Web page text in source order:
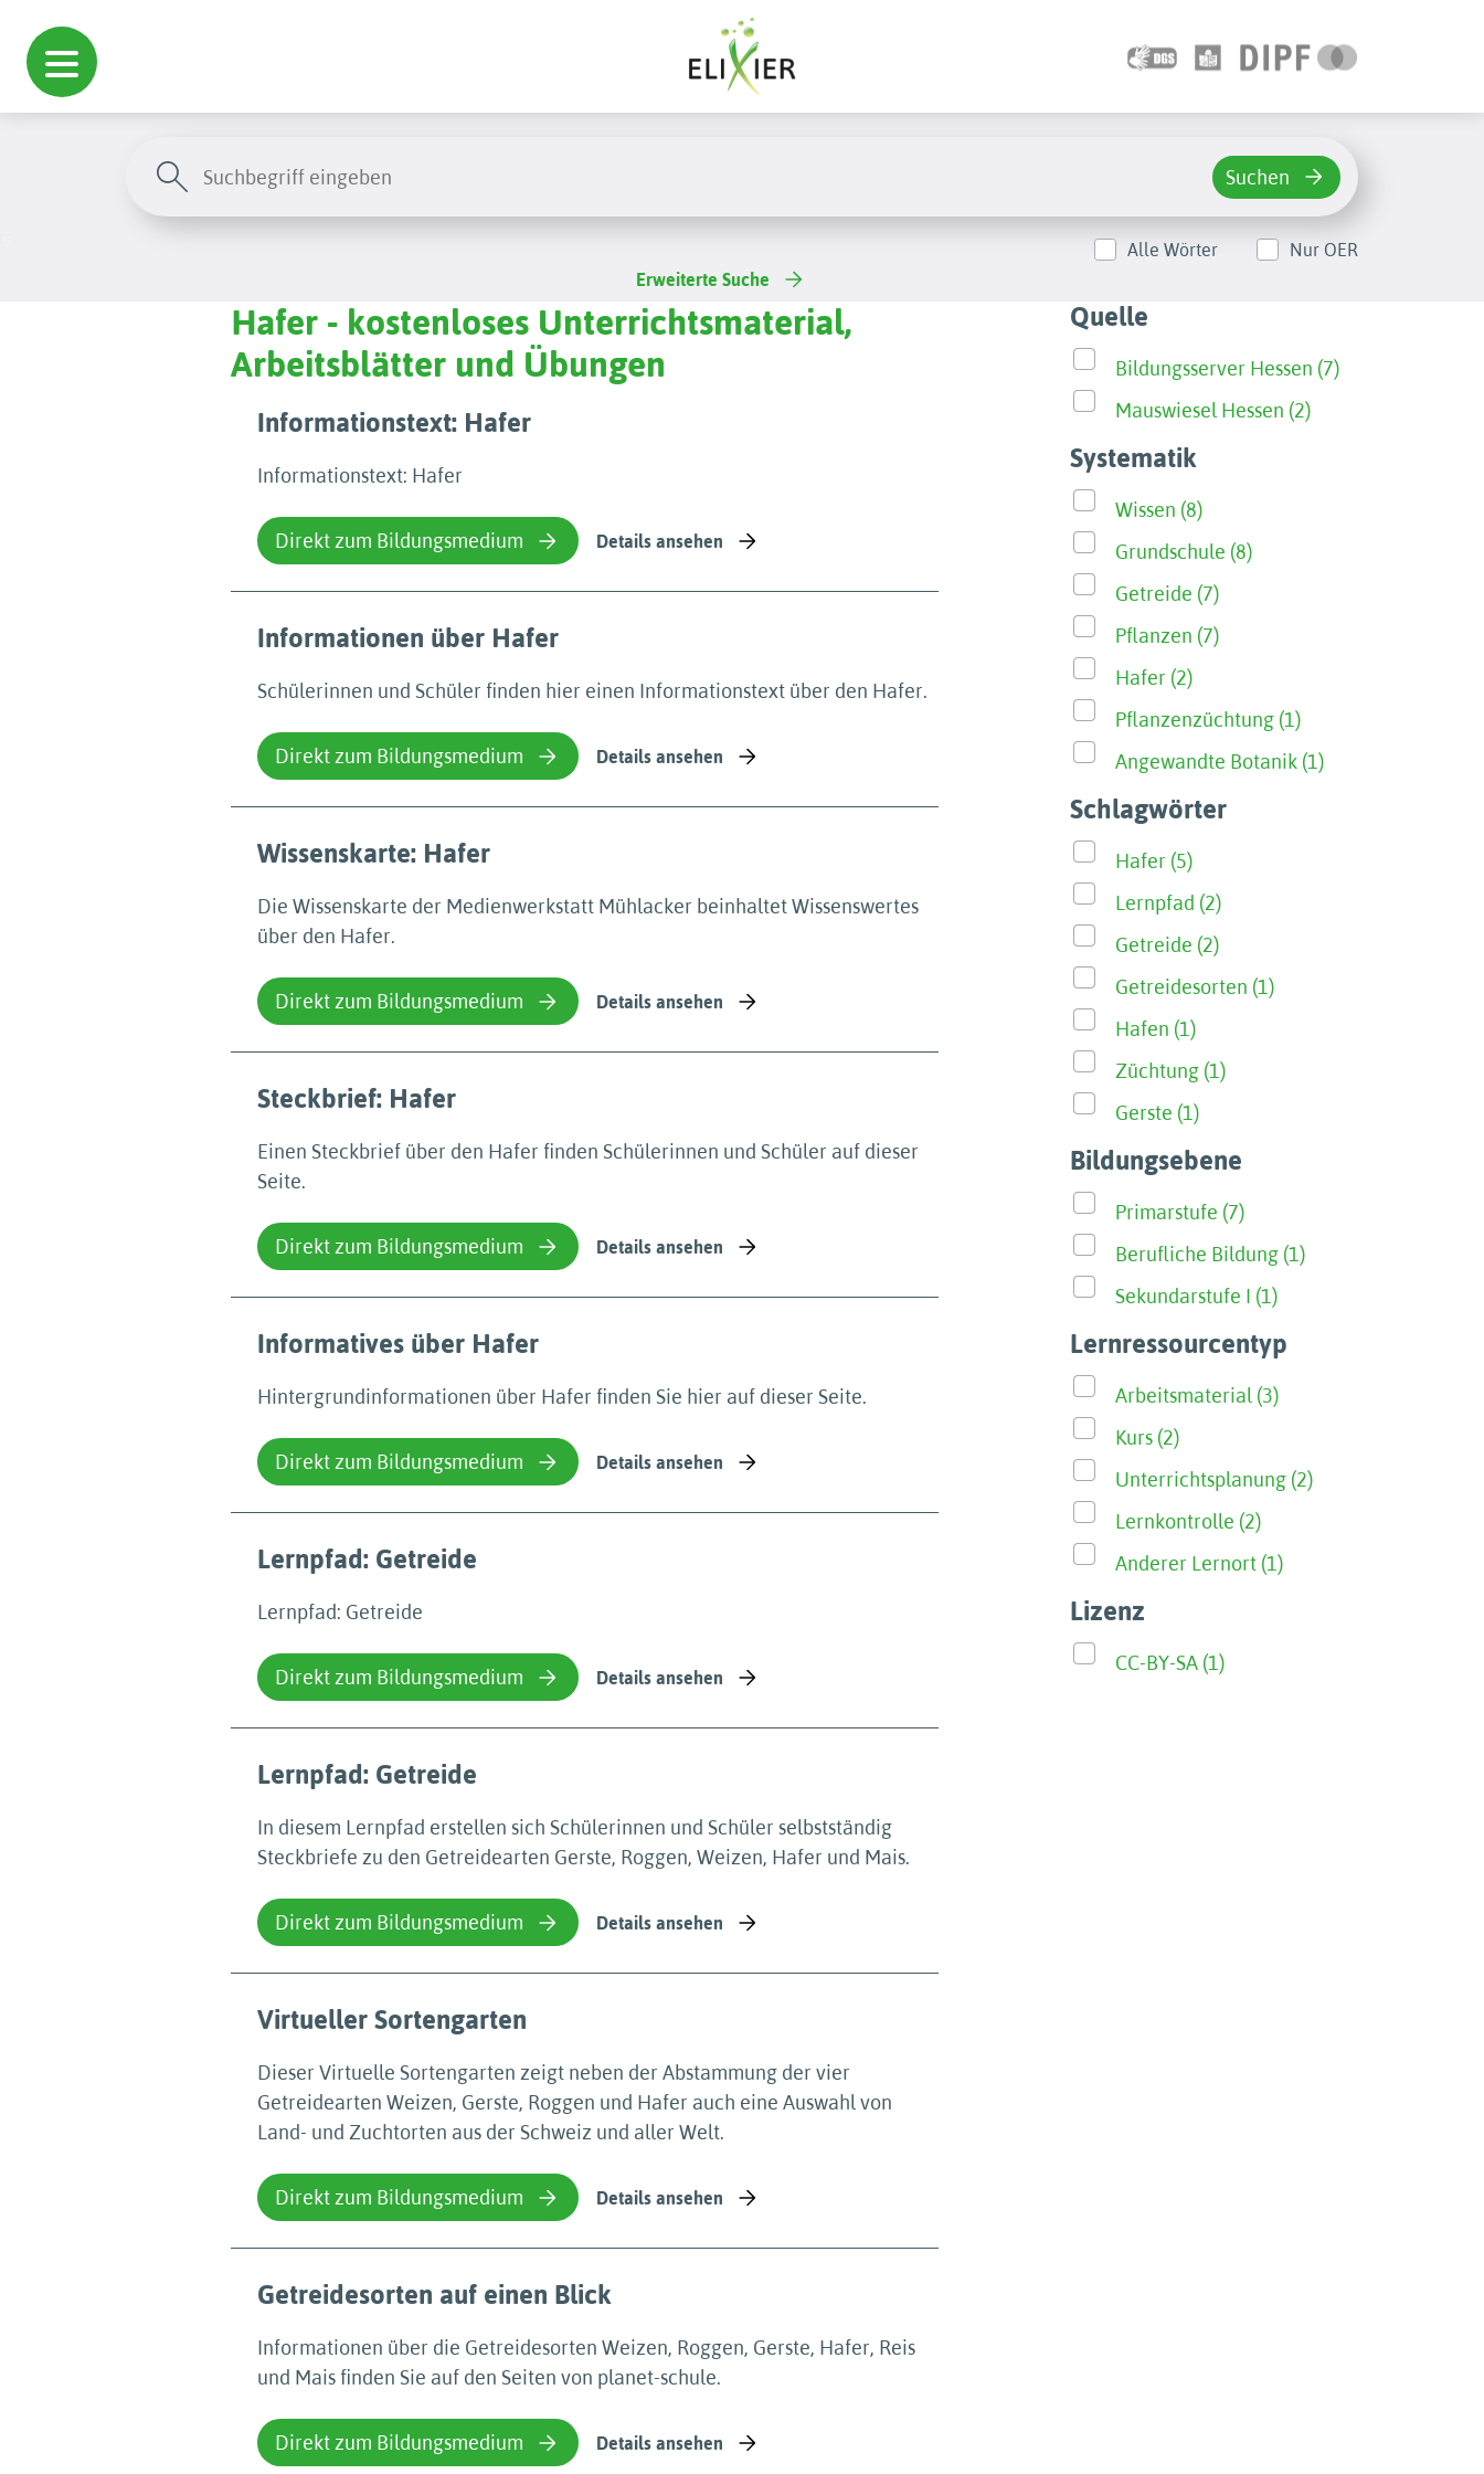
Suchen
Alle Wörter
Nur OER
Erweiterte Suche
Hafer - kostenloses Unterrichtsmaterial,
Arbeitsblätter und Übungen
Informationstext: Hafer
Informationstext: Hafer
Direkt zum Bildungsmedium Details ansehen
Informationen über Hafer
Schülerinnen und Schüler finden hier einen Informationstext über den Hafer.
Direkt zum Bildungsmedium Details ansehen
Wissenskarte: Hafer
Die Wissenskarte der Medienwerkstatt Mühlacker beinhaltet Wissenswertes
über den Hafer.
Direkt zum Bildungsmedium Details ansehen
Steckbrief: Hafer
Einen Steckbrief über den Hafer finden Schülerinnen und Schüler auf dieser
Seite.
Direkt zum Bildungsmedium Details ansehen
Informatives über Hafer
Hintergrundinformationen über Hafer finden Sie hier auf dieser Seite.
Direkt zum Bildungsmedium Details ansehen
Lernpfad: Getreide
Lernpfad: Getreide
Direkt zum Bildungsmedium Details ansehen
Lernpfad: Getreide
In diesem Lernpfad erstellen sich Schülerinnen und Schüler selbstständig
Steckbriefe zu den Getreidearten Gerste, Roggen, Weizen, Hafer und Mais.
Direkt zum Bildungsmedium Details ansehen
Virtueller Sortengarten
Dieser Virtuelle Sortengarten zeigt neben der Abstammung der vier
Getreidearten Weizen, Gerste, Roggen und Hafer auch eine Auswahl von
Land- und Zuchtorten aus der Schweiz und aller Welt.
Direkt zum Bildungsmedium Details ansehen
Getreidesorten auf einen Blick
Informationen über die Getreidesorten Weizen, Roggen, Gerste, Hafer, Reis
und Mais finden Sie auf den Seiten von planet-schule.
Direkt zum Bildungsmedium Details ansehen
Quelle
Bildungsserver Hessen (7)
Mauswiesel Hessen (2)
Systematik
Wissen (8)
Grundschule (8)
Getreide (7)
Pflanzen (7)
Hafer (2)
Pflanzenzüchtung (1)
Angewandte Botanik (1)
Schlagwörter
Hafer (5)
Lernpfad (2)
Getreide (2)
Getreidesorten (1)
Hafen (1)
Züchtung (1)
Gerste (1)
Bildungsebene
Primarstufe (7)
Berufliche Bildung (1)
Sekundarstufe I (1)
Lernressourcentyp
Arbeitsmaterial (3)
Kurs (2)
Unterrichtsplanung (2)
Lernkontrolle (2)
Anderer Lernort (1)
Lizenz
CC-BY-SA (1)